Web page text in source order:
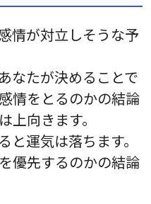
情が対立しそうな予
なたが決めることで
情をとるのかの結論
上向きます。
と運気は落ちます。
優先するのかの結論